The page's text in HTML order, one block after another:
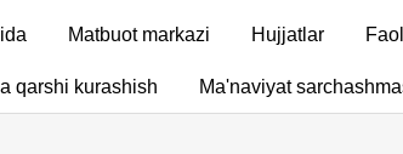
Matbuot markazi Hujjatlar
qarshi kurashish Ma'naviyat